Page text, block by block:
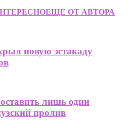
ЕЩЕ ОТ АВТОРА
новую эстакаду
лишь один
пролив